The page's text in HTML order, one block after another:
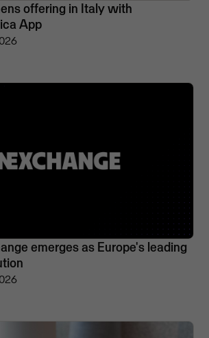
offering in Italy with
App
emerges as Europe's leading